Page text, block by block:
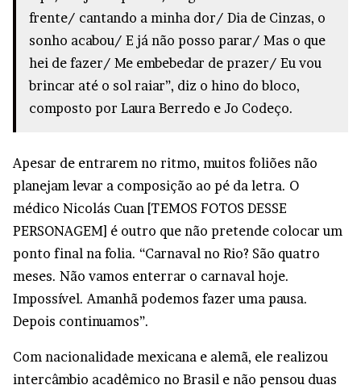
frente/ cantando a minha dor⁣/ Dia de Cinzas, o
sonho acabou/ E já não posso parar/ Mas o que
hei de fazer⁣/ Me embebedar de prazer⁣/ Eu vou
brincar até o sol raiar⁣”, diz o hino do bloco,
composto por Laura Berredo e Jo Codeço.
Apesar de entrarem no ritmo, muitos foliões não
planejam levar a composição ao pé da letra. O
médico Nicolás Cuan [TEMOS FOTOS DESSE
PERSONAGEM] é outro que não pretende colocar um
ponto final na folia. “Carnaval no Rio? São quatro
meses. Não vamos enterrar o carnaval hoje.
Impossível. Amanhã podemos fazer uma pausa.
Depois continuamos”.
Com nacionalidade mexicana e alemã, ele realizou
intercâmbio acadêmico no Brasil e não pensou duas